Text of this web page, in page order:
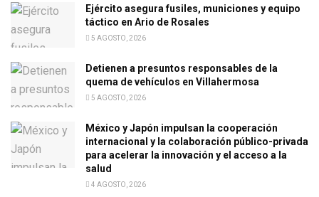
Ejército asegura fusiles, municiones y equipo
táctico en Ario de Rosales
5 AGOSTO, 2026
Detienen a presuntos responsables de la
quema de vehículos en Villahermosa
5 AGOSTO, 2026
México y Japón impulsan la cooperación
internacional y la colaboración público-privada
para acelerar la innovación y el acceso a la
salud
4 AGOSTO, 2026